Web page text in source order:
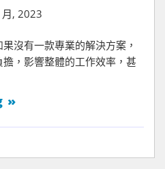
, 2023
沒有一款專業的解決方案，
，影響整體的工作效率，甚
»